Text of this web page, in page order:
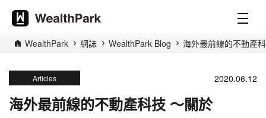
WealthPark 網誌 WealthPark Blog 海外最前線的不動產
Articles 2020.06.12
海外最前線的不動產科技 ～關於